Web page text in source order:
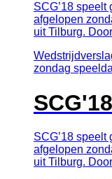
SCG’18 speelt
afgelopen
uit Tilburg.
zondag
SCG’18 speelt
afgelopen
uit Tilburg.